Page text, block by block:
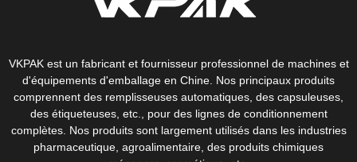
VKPAK est un fabricant et fournisseur professionnel de machines et
d'équipements d'emballage en Chine. Nos principaux produits
comprennent des remplisseuses automatiques, des capsuleuses,
des étiqueteuses, etc., pour des lignes de conditionnement
complètes. Nos produits sont largement utilisés dans les industries
pharmaceutique, agroalimentaire, des produits chimiques